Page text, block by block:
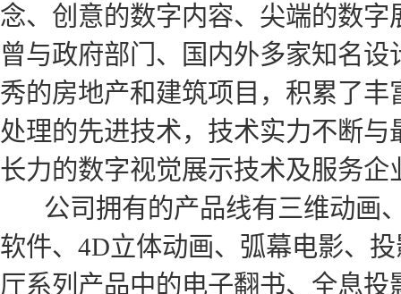
念、创意的数字内容、尖端的数
曾与政府部门、国内外多家知名
秀的房地产和建筑项目，积累了
处理的先进技术，技术实力不断
长力的数字视觉展示技术及服务企
公司拥有的产品线有三维动画
软件、4D立体动画、弧幕电影、
厅系列产品中的电子翻书、全息